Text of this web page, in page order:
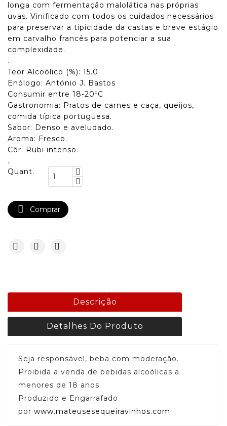
longa com fermentação malolática nas próprias
uvas. Vinificado com todos os cuidados necessários
para preservar a tipicidade da castas e breve estágio
em carvalho francês para potenciar a sua
complexidade.
.
Teor Alcoólico (%): 15.0
Enólogo: António J. Bastos
Consumir entre 18-20ºC
Gastronomia: Pratos de carnes e caça, queijos,
comida típica portuguesa.
Sabor: Denso e aveludado.
Aroma: Fresco.
Côr: Rubi intenso.
.
Quant.
 Comprar
Descrição
Detalhes Do Produto
Seja responsável, beba com moderação.
Proibida a venda de bebidas alcoólicas a
menores de 18 anos.
Produzido e Engarrafado
por www.mateusesequeiravinhos.com